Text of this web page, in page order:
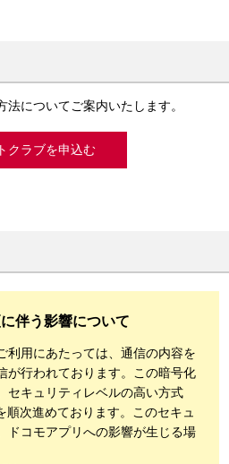
についてご案内いたします。
クラブを申込む
伴う影響について
利用にあたっては、通信の内容を
が行われております。この暗号化
セキュリティレベルの高い方式
順次進めております。このセキュ
ドコモアプリへの影響が生じる場